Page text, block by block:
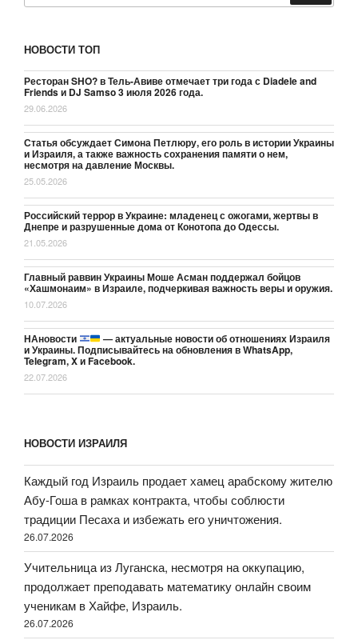
НОВОСТИ ТОП
Ресторан SHO? в Тель-Авиве отмечает три года с Diadele and
Friends и DJ Samso 3 июля 2026 года.
29.06.2026
Статья обсуждает Симона Петлюру, его роль в истории Украины
и Израиля, а также важность сохранения памяти о нем,
несмотря на давление Москвы.
25.05.2026
Российский террор в Украине: младенец с ожогами, жертвы в
Днепре и разрушенные дома от Конотопа до Одессы.
21.05.2026
Главный раввин Украины Моше Асман поддержал бойцов
«Хашмонаим» в Израиле, подчеркивая важность веры и оружия.
10.07.2026
НАновости — актуальные новости об отношениях Израиля
и Украины. Подписывайтесь на обновления в WhatsApp,
Telegram, X и Facebook.
22.07.2026
НОВОСТИ ИЗРАИЛЯ
Каждый год Израиль продает хамец арабскому жителю
Абу-Гоша в рамках контракта, чтобы соблюсти
традиции Песаха и избежать его уничтожения.
26.07.2026
Учительница из Луганска, несмотря на оккупацию,
продолжает преподавать математику онлайн своим
ученикам в Хайфе, Израиль.
26.07.2026